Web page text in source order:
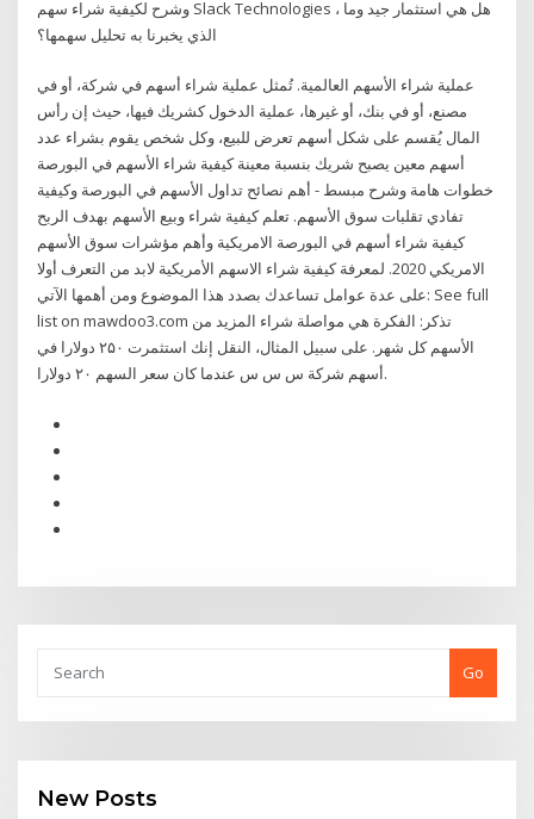
وشرح لكيفية شراء سهم Slack Technologies ، هل هي استثمار جيد وما
الذي يخبرنا به تحليل سهمها؟
عملية شراء الأسهم العالمية. تُمثل عملية شراء أسهم في شركة، أو في
مصنع، أو في بنك، أو غيرها، عملية الدخول كشريك فيها، حيث إن رأس
المال يُقسم على شكل أسهم تعرض للبيع، وكل شخص يقوم بشراء عدد
أسهم معين يصبح شريك بنسبة معينة كيفية شراء الأسهم في البورصة
خطوات هامة وشرح مبسط - أهم نصائح تداول الأسهم في البورصة وكيفية
تفادي تقلبات سوق الأسهم. تعلم كيفية شراء وبيع الأسهم بهدف الربح
كيفية شراء أسهم في البورصة الامريكية وأهم مؤشرات سوق الأسهم
الامريكي 2020. لمعرفة كيفية شراء الاسهم الأمريكية لابد من التعرف أولا
على عدة عوامل تساعدك بصدد هذا الموضوع ومن أهمها الآتي: See full
list on mawdoo3.com تذكر: الفكرة هي مواصلة شراء المزيد من
الأسهم كل شهر. على سبيل المثال، النقل إنك استثمرت ۲۵۰ دولارا في
أسهم شركة س س س عندما كان سعر السهم ۲۰ دولارا.
Go
New Posts